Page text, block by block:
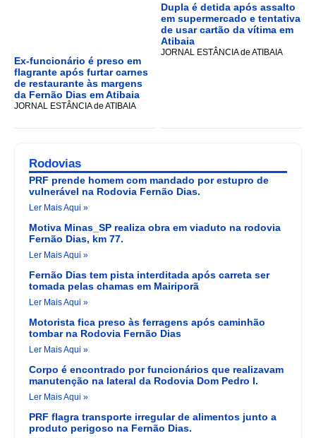
Ex-funcionário é preso em
flagrante após furtar carnes
de restaurante às margens
da Fernão Dias em Atibaia
JORNAL ESTÂNCIA de ATIBAIA
Dupla é detida após assalto
em supermercado e tentativa
de usar cartão da vítima em
Atibaia
JORNAL ESTÂNCIA de ATIBAIA
Rodovias
PRF prende homem com mandado por estupro de
vulnerável na Rodovia Fernão Dias.
Ler Mais Aqui »
Motiva Minas_SP realiza obra em viaduto na rodovia
Fernão Dias, km 77.
Ler Mais Aqui »
Fernão Dias tem pista interditada após carreta ser
tomada pelas chamas em Mairiporã
Ler Mais Aqui »
Motorista fica preso às ferragens após caminhão
tombar na Rodovia Fernão Dias
Ler Mais Aqui »
Corpo é encontrado por funcionários que realizavam
manutenção na lateral da Rodovia Dom Pedro I.
Ler Mais Aqui »
PRF flagra transporte irregular de alimentos junto a
produto perigoso na Fernão Dias.